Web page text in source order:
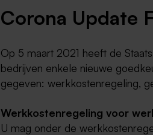
Corona Update
Op 5 maart 2021 heeft de
bedrijven enkele nieuwe
gegeven: werkkostenregeling,
Werkkostenregeling voor
U mag onder de